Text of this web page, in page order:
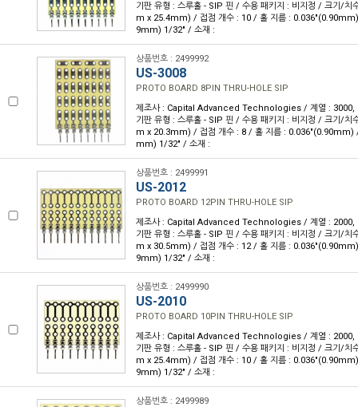
기판 유형 : 스루홀 - SIP 핀 / 수용 패키지 : 비지정 / 크기/
m x 25.4mm) / 접점 개수 : 10 / 홀 지름 :
9mm) 1/32" / 소재 :
상품번호 : 2499992
US-3008
PROTO BOARD 8PIN THRU-HOLE SIP
제조사 : Capital Advanced Technologies / 계열 : 3000,
기판 유형 : 스루홀 - SIP 핀 / 수용 패키지 : 비지정 / 크기/
m x 20.3mm) / 접점 개수 : 8 / 홀 지름 : 0.036"(0.90mm)
mm) 1/32" / 소재 :
상품번호 : 2499991
US-2012
PROTO BOARD 12PIN THRU-HOLE SIP
제조사 : Capital Advanced Technologies / 계열 : 2000,
기판 유형 : 스루홀 - SIP 핀 / 수용 패키지 : 비지정 / 크기/
m x 30.5mm) / 접점 개수 : 12 / 홀 지름 :
9mm) 1/32" / 소재 :
상품번호 : 2499990
US-2010
PROTO BOARD 10PIN THRU-HOLE SIP
제조사 : Capital Advanced Technologies / 계열 : 2000,
기판 유형 : 스루홀 - SIP 핀 / 수용 패키지 : 비지정 / 크기/
m x 25.4mm) / 접점 개수 : 10 / 홀 지름 :
9mm) 1/32" / 소재 :
상품번호 : 2499989